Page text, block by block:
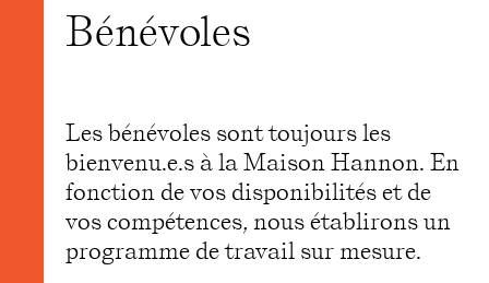
Bénévoles
Les bénévoles sont toujours les
bienvenu.e.s à la Maison Hannon. En
fonction de vos disponibilités et de
vos compétences, nous établirons un
programme de travail sur mesure.